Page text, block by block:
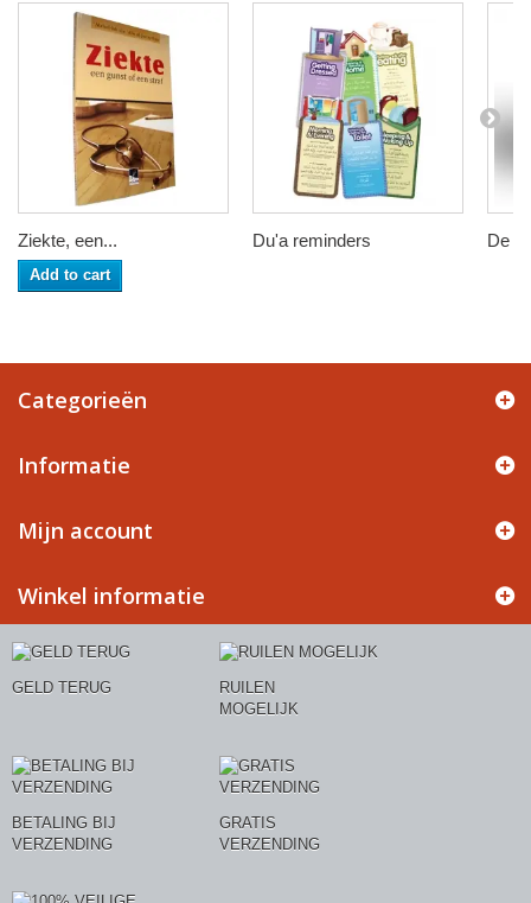
Ziekte, een...
Add to cart
Du'a reminders De
Categorieën
Informatie
Mijn account
Winkel informatie
GELD TERUG
RUILEN
MOGELIJK
BETALING BIJ
VERZENDING
GRATIS
VERZENDING